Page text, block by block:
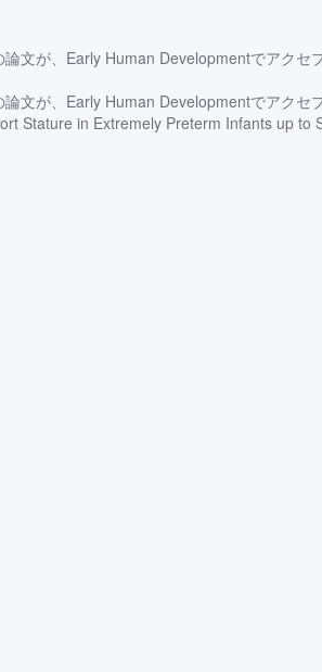
が、Early Human Developmentでアクセ
が、Early Human Developmentでアクセ
Stature in Extremely Preterm Infants up to